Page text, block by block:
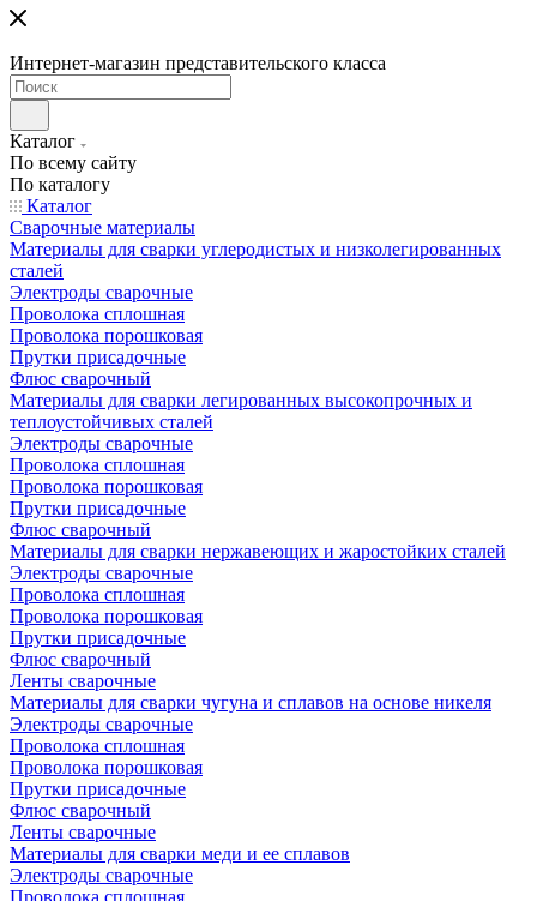
Интернет-магазин представительского класса
Каталог
По всему сайту
По каталогу
Каталог
Сварочные материалы
Материалы для сварки углеродистых и низколегированных
сталей
Электроды сварочные
Проволока сплошная
Проволока порошковая
Прутки присадочные
Флюс сварочный
Материалы для сварки легированных высокопрочных и
теплоустойчивых сталей
Электроды сварочные
Проволока сплошная
Проволока порошковая
Прутки присадочные
Флюс сварочный
Материалы для сварки нержавеющих и жаростойких сталей
Электроды сварочные
Проволока сплошная
Проволока порошковая
Прутки присадочные
Флюс сварочный
Ленты сварочные
Материалы для сварки чугуна и сплавов на основе никеля
Электроды сварочные
Проволока сплошная
Проволока порошковая
Прутки присадочные
Флюс сварочный
Ленты сварочные
Материалы для сварки меди и ее сплавов
Электроды сварочные
Проволока сплошная